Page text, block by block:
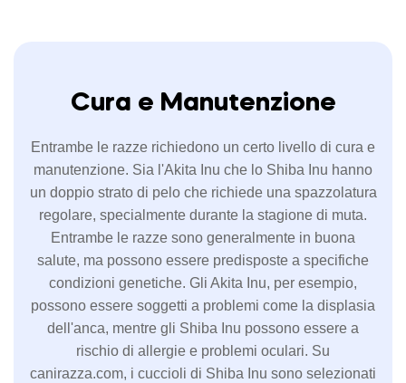
Cura e Manutenzione
Entrambe le razze richiedono un certo livello di cura e
manutenzione. Sia l'Akita Inu che lo Shiba Inu hanno
un doppio strato di pelo che richiede una spazzolatura
regolare, specialmente durante la stagione di muta.
Entrambe le razze sono generalmente in buona
salute, ma possono essere predisposte a specifiche
condizioni genetiche. Gli Akita Inu, per esempio,
possono essere soggetti a problemi come la displasia
dell'anca, mentre gli Shiba Inu possono essere a
rischio di allergie e problemi oculari. Su
canirazza.com, i cuccioli di Shiba Inu sono selezionati